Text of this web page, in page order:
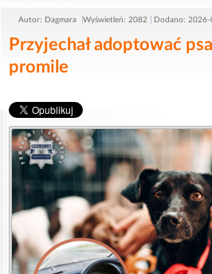
Autor: Dagmara Wyświetleń: 2082 Dodano:
Przyjechał adoptować
promile